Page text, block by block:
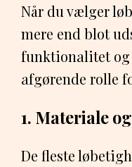
Når du vælger
mere end blot
funktionalitet og
afgørende rolle
1. Materiale
De fleste